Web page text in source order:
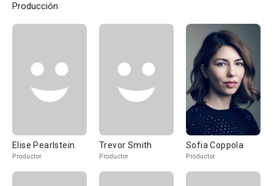
Producción
Elise Pearlstein
Productor
Trevor Smith
Productor
Sofia Coppola
Productor